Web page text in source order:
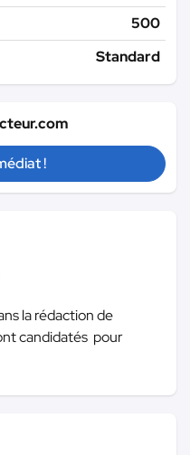
500
Standard
!
la rédaction de
candidatés pour